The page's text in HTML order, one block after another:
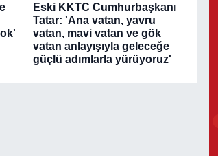
Eski KKTC Cumhurbaşkanı
Tatar: 'Ana vatan, yavru
vatan, mavi vatan ve gök
vatan anlayışıyla geleceğe
güçlü adımlarla yürüyoruz'